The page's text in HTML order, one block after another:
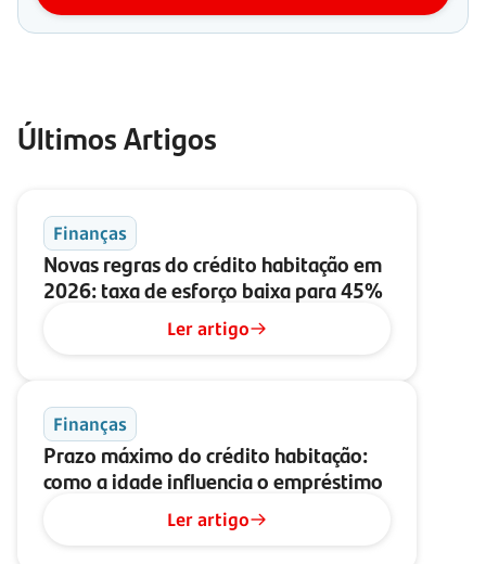
Últimos Artigos
Finanças
Novas regras do crédito habitação em
2026: taxa de esforço baixa para 45%
Ler artigo
Finanças
Prazo máximo do crédito habitação:
como a idade influencia o empréstimo
Ler artigo